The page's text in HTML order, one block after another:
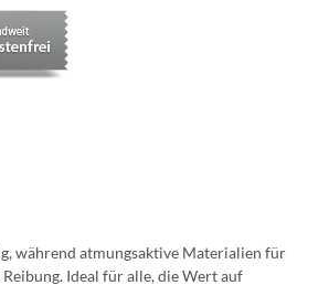
während atmungsaktive Materialien für
Ideal für alle, die Wert auf